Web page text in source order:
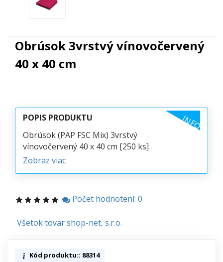
Obrúsok 3vrstvý vínovočervený
40 x 40 cm
POPIS PRODUKTU INFO
Obrúsok (PAP FSC Mix) 3vrstvý
vínovočervený 40 x 40 cm [250 ks]
Zobraz viac
Počet hodnotení: 0
Všetok tovar shop-net, s.r.o.
Kód produktu:: 88314